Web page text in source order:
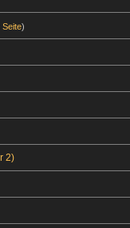
Seite)
2)